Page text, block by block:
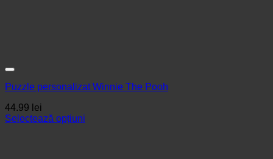
Puzzle personalizat Winnie The Pooh
44.99 lei
Selectează opțiuni